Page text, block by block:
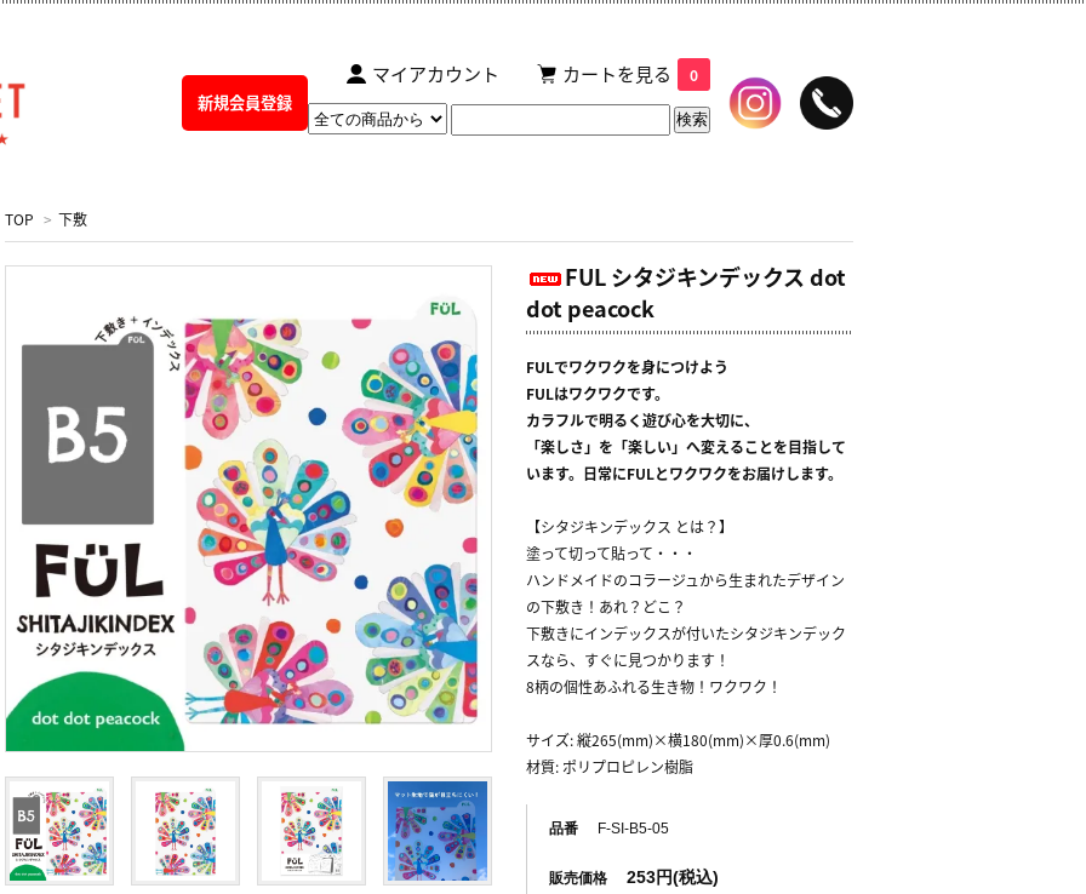
マイアカウント カートを見る 0
新規会員登録
TOP > 下敷
FUL シタジキンデックス dot
dot peacock
FULでワクワクを身につけよう
FULはワクワクです。
カラフルで明るく遊び心を大切に、
「楽しさ」を「楽しい」へ変えることを目指して
います。日常にFULとワクワクをお届けします。
【シタジキンデックス とは？】
塗って切って貼って・・・
ハンドメイドのコラージュから生まれたデザイン
の下敷き！あれ？どこ？
下敷きにインデックスが付いたシタジキンデック
スなら、すぐに見つかります！
8柄の個性あふれる生き物！ワクワク！
サイズ: 縦265(mm)×横180(mm)×厚0.6(mm)
材質: ポリプロピレン樹脂
品番 F-SI-B5-05
販売価格 253円(税込)